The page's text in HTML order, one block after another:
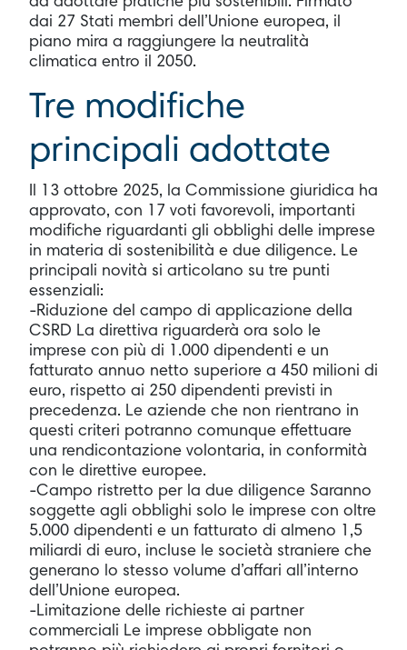
dai 27 Stati membri dell’Unione europea, il
piano mira a raggiungere la neutralità
climatica entro il 2050.
Tre modifiche
principali adottate
Il 13 ottobre 2025, la Commissione giuridica ha
approvato, con 17 voti favorevoli, importanti
modifiche riguardanti gli obblighi delle imprese
in materia di sostenibilità e due diligence. Le
principali novità si articolano su tre punti
essenziali:
-Riduzione del campo di applicazione della
CSRD La direttiva riguarderà ora solo le
imprese con più di 1.000 dipendenti e un
fatturato annuo netto superiore a 450 milioni di
euro, rispetto ai 250 dipendenti previsti in
precedenza. Le aziende che non rientrano in
questi criteri potranno comunque effettuare
una rendicontazione volontaria, in conformità
con le direttive europee.
-Campo ristretto per la due diligence Saranno
soggette agli obblighi solo le imprese con oltre
5.000 dipendenti e un fatturato di almeno 1,5
miliardi di euro, incluse le società straniere che
generano lo stesso volume d’affari all’interno
dell’Unione europea.
-Limitazione delle richieste ai partner
commerciali Le imprese obbligate non